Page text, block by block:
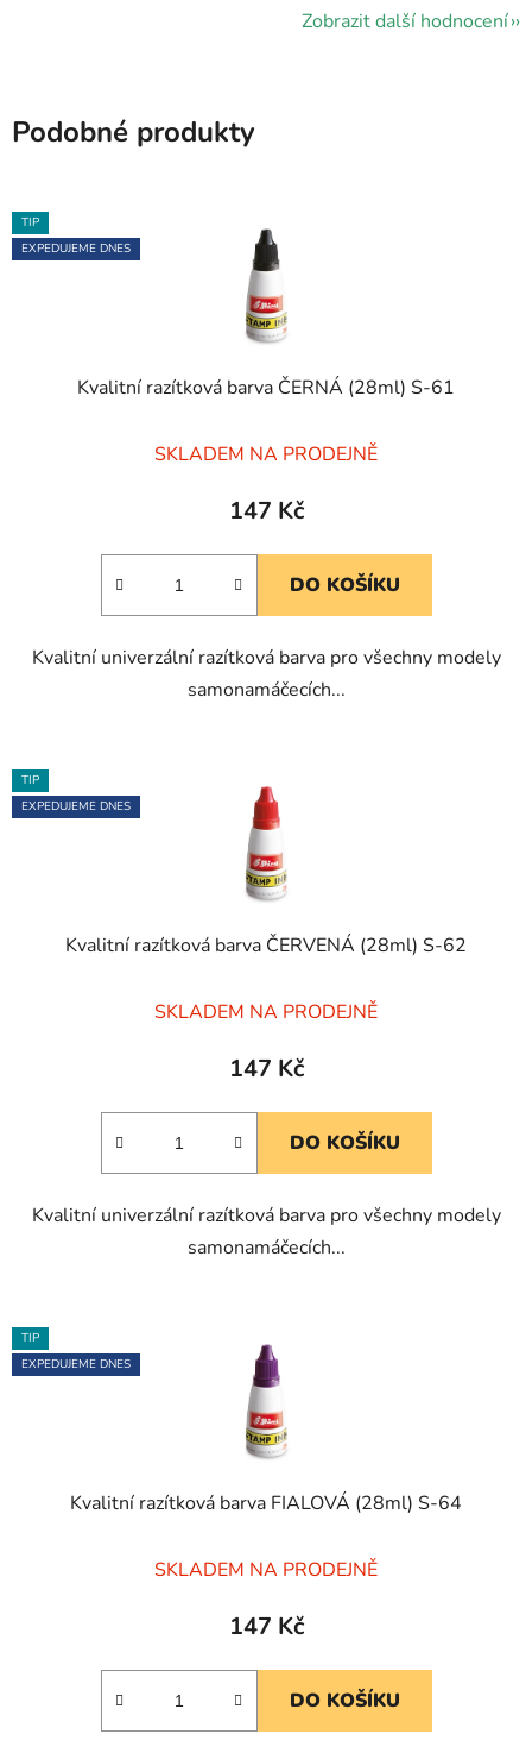
Zobrazit další hodnocení
Podobné produkty
TIP
EXPEDUJEME DNES
Kvalitní razítková barva ČERNÁ (28ml) S-61
hodnocení
produktu
5,0
hvězdiček.
SKLADEM NA PRODEJNĚ
147 Kč
DO KOŠÍKU
Kvalitní univerzální razítková barva pro všechny modely
samonamáčecích...
TIP
EXPEDUJEME DNES
Kvalitní razítková barva ČERVENÁ (28ml) S-62
hodnocení
produktu
5,0
hvězdiček.
SKLADEM NA PRODEJNĚ
147 Kč
DO KOŠÍKU
Kvalitní univerzální razítková barva pro všechny modely
samonamáčecích...
TIP
EXPEDUJEME DNES
Kvalitní razítková barva FIALOVÁ (28ml) S-64
hodnocení
produktu
5,0
SKLADEM NA PRODEJNĚ
147 Kč
DO KOŠÍKU